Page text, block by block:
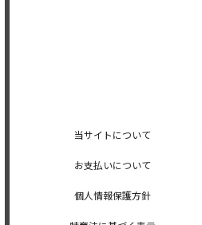
当サイトについて
お支払いについて
個人情報保護方針